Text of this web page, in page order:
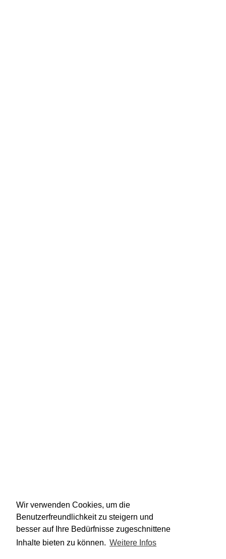
Wir verwenden Cookies, um die
Benutzerfreundlichkeit zu steigern und
besser auf Ihre Bedürfnisse zugeschnittene
Inhalte bieten zu können. Weitere Infos